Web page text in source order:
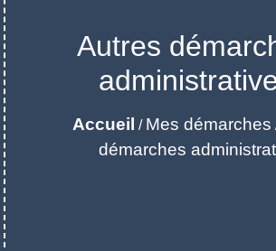
Autres
Accueil / Mes démarches
démarches